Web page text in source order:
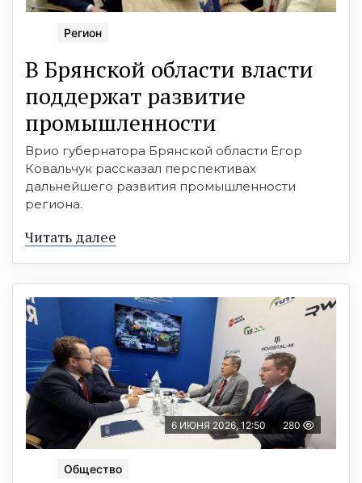
Регион
В Брянской области власти
поддержат развитие
промышленности
Врио губернатора Брянской области Егор
Ковальчук рассказал перспективах
дальнейшего развития промышленности
региона.
Читать далее
6 ИЮНЯ 2026, 12:50 280
Общество